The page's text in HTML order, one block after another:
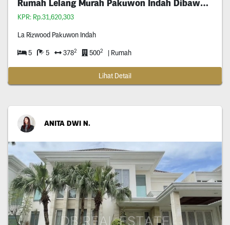
Rumah Lelang Murah Pakuwon Indah Dibawah Pasaran
KPR: Rp.31,620,303
La Rizwood Pakuwon Indah
5 5 3782 5002 | Rumah
Lihat Detail
ANITA DWI N.